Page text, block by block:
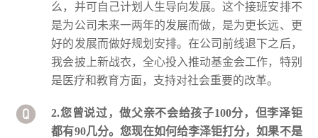
么，并可自己计划人生导向发展。这个接班安排不
是为公司未来一两年的发展而做，是为更长远、更
好的发展而做好规划安排。在公司前线退下之后，
我会披上新战衣，全心投入推动基金会工作，特别
是医疗和教育方面，支持对社会重要的改革。
2.您曾说过，做父亲不会给孩子100分，但李泽钜
都有90几分。您现在如何给李泽钜打分，如果不是